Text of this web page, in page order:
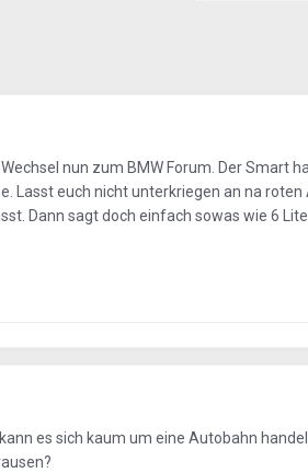
nun zum BMW Forum. Der Smart
Lasst euch nicht unterkriegen an na roten
Dann sagt doch einfach sowas wie 6
es sich kaum um eine Autobahn